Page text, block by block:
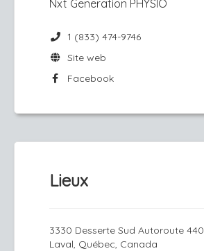
Nxt Generation PHYSIO
1 (833) 474-9746
Site web
Facebook
Lieux
3330 Desserte Sud Autoroute 440
Laval, Québec, Canada